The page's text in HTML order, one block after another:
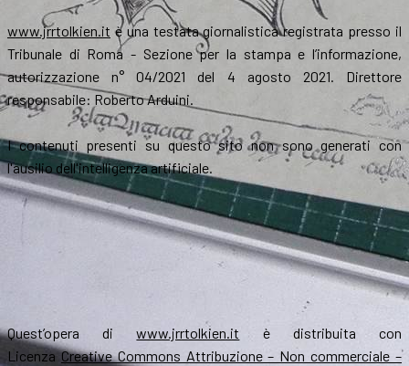
www.jrrtolkien.it è una testata giornalistica registrata presso il
Tribunale di Roma - Sezione per la stampa e l’informazione,
autorizzazione n° 04/2021 del 4 agosto 2021. Direttore
responsabile: Roberto Arduini.
I contenuti presenti su questo sito non sono generati con
l'ausilio dell'intelligenza artificiale.
Quest’opera diwww.jrrtolkien.it è distribuita con
LicenzaCreative Commons Attribuzione – Non commerciale –